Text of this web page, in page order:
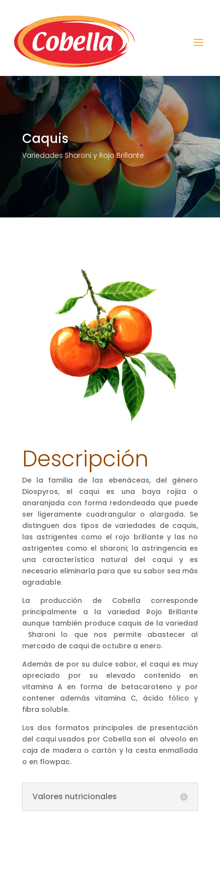
Caquis
Variedades Sharoni y Rojo Brillante
Descripción
De la familia de las ebenáceas, del género
Diospyros, el caqui es una baya rojiza o
anaranjada con forma redondeada que puede
ser ligeramente cuadrangular o alargada. Se
distinguen dos tipos de variedades de caquis,
las astrigentes como el rojo brillante y las no
astrigentes como el sharoni; la astringencia es
una característica natural del caqui y es
necesario eliminarla para que su sabor sea más
agradable.
La producción de Cobella corresponde
principalmente a la variedad Rojo Brillante
aunque también produce caquis de la variedad
Sharoni lo que nos permite abastecer al
mercado de caqui de octubre a enero.
Además de por su dulce sabor, el caqui es muy
apreciado por su elevado contenido en
vitamina A en forma de betacaroteno y por
contener además vitamina C, ácido fólico y
fibra soluble.
Los dos formatos principales de presentación
del caqui usados por Cobella son el alveolo en
caja de madera o cartón y la cesta enmallada
o en flowpac.
Valores nutricionales